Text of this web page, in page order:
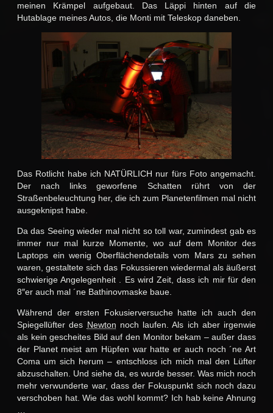
meinen Krämpel aufgebaut. Das Läppi hinten auf die
Hutablage meines Autos, die Monti mit Teleskop daneben.
Das Rotlicht habe ich NATÜRLICH nur fürs Foto angemacht.
Der nach links geworfene Schatten rührt von der
Straßenbeleuchtung her, die ich zum Planetenfilmen mal nicht
ausgeknipst habe.
Da das Seeing wieder mal nicht so toll war, zumindest gab es
immer nur mal kurze Momente, wo auf dem Monitor des
Laptops ein wenig Oberflächendetails vom Mars zu sehen
waren, gestaltete sich das Fokussieren wiedermal als äußerst
schwierige Angelegenheit . Es wird Zeit, dass ich mir für den
8″er auch mal ´ne Bathinovmaske baue.
Während der ersten Fokusierversuche hatte ich auch den
Spiegellüfter des Newton noch laufen. Als ich aber irgenwie
als kein gescheites Bild auf den Monitor bekam – außer dass
der Planet meist am Hüpfen war hatte er auch noch ´ne Art
Coma um sich herum – entschloss ich mich mal den Lüfter
abzuschalten. Und siehe da, es wurde besser. Was mich noch
mehr verwunderte war, dass der Fokuspunkt sich noch dazu
verschoben hat. Wie das wohl kommt? Ich hab keine Ahnung